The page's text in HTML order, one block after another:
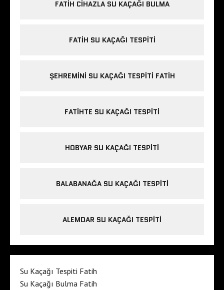
FATIH CIHAZLA SU KAÇAĞI BULMA
FATIH SU KAÇAĞI TESPITI
ŞEHREMINI SU KAÇAĞI TESPITI FATIH
FATIHTE SU KAÇAĞI TESPITI
HOBYAR SU KAÇAĞI TESPITI
BALABANAĞA SU KAÇAĞI TESPITI
ALEMDAR SU KAÇAĞI TESPITI
Su Kaçağı Tespiti Fatih
Su Kaçağı Bulma Fatih